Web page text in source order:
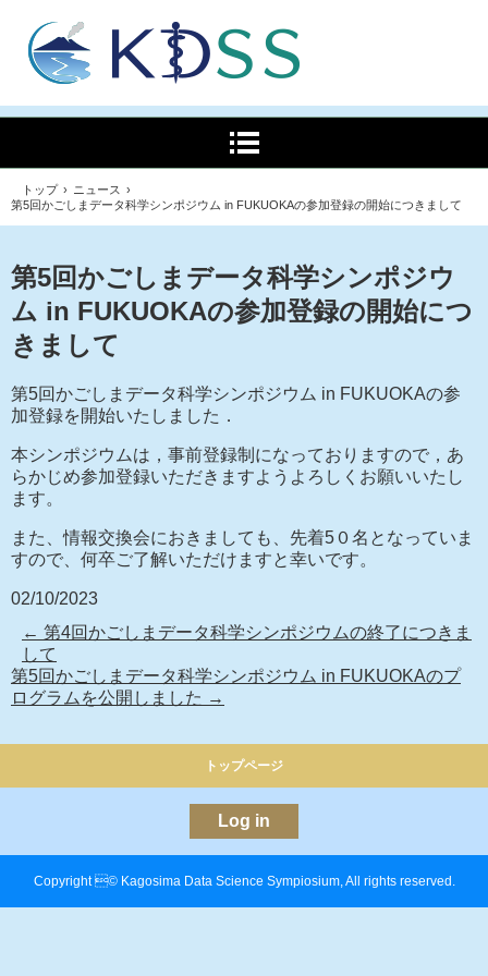
トップ › ニュース ›
第5回かごしまデータ科学シンポジウム in FUKUOKAの参加登録の開始につきまして
第5回かごしまデータ科学シンポジウ
ム in FUKUOKAの参加登録の開始につ
きまして
第5回かごしまデータ科学シンポジウム in FUKUOKAの参
加登録を開始いたしました．
本シンポジウムは，事前登録制になっておりますので，あ
らかじめ参加登録いただきますようよろしくお願いいたし
ます。
また、情報交換会におきましても、先着5０名となっていま
すので、何卒ご了解いただけますと幸いです。
02/10/2023
← 第4回かごしまデータ科学シンポジウムの終了につきま
して
第5回かごしまデータ科学シンポジウム in FUKUOKAのプ
ログラムを公開しました →
トップページ
Log in
Copyright © Kagosima Data Science Sympiosium, All rights reserved.